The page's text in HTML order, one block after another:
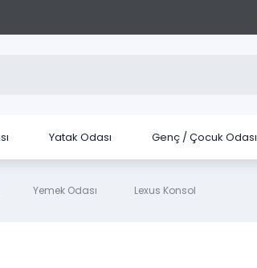
Yatak Odası Genç / Çocuk Odası
Yemek Odası Lexus Konsol